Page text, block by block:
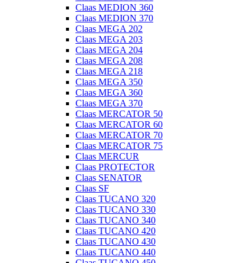
Claas MEDION 360
Claas MEDION 370
Claas MEGA 202
Claas MEGA 203
Claas MEGA 204
Claas MEGA 208
Claas MEGA 218
Claas MEGA 350
Claas MEGA 360
Claas MEGA 370
Claas MERCATOR 50
Claas MERCATOR 60
Claas MERCATOR 70
Claas MERCATOR 75
Claas MERCUR
Claas PROTECTOR
Claas SENATOR
Claas SF
Claas TUCANO 320
Claas TUCANO 330
Claas TUCANO 340
Claas TUCANO 420
Claas TUCANO 430
Claas TUCANO 440